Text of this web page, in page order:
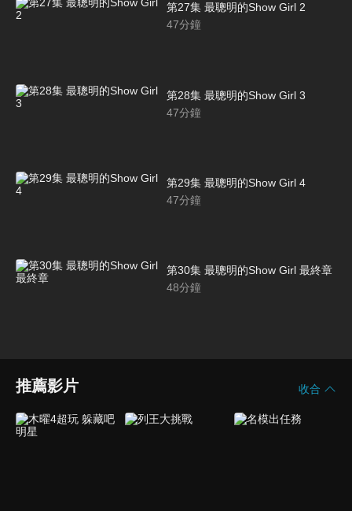
第27集 最聰明的Show Girl 2
47分鐘
第28集 最聰明的Show Girl 3
47分鐘
第29集 最聰明的Show Girl 4
47分鐘
第30集 最聰明的Show Girl 最終章
48分鐘
推薦影片 收合